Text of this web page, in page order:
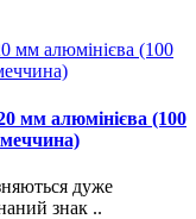
мм алюмінієва (100
дуже
знак ..